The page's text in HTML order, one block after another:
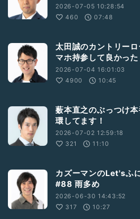
2026-07-05 10:28:54
460
07:48
太田誠のカントリー
マホ持参して良かった
2026-07-04 16:01:03
4900
10:45
薮本直之のぶっつけ
環してます！
2026-07-02 12:59:18
321
11:10
カズーマンのLet'sふ
#88 雨多め
2026-06-30 14:43:52
317
10:27